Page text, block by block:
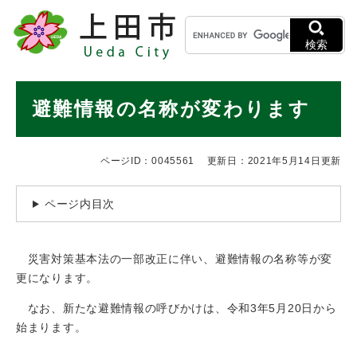
メニューを飛ばして本文へ
キ
ー
ワ
検
検索
避難情報の名称が変わります
ページID：0045561 更新日：2021年5月14日更新
ページ内目次
災害対策基本法の一部改正に伴い、避難情報の名称等が変
更になります。
なお、新たな避難情報の呼びかけは、令和3年5月20日から
始まります。